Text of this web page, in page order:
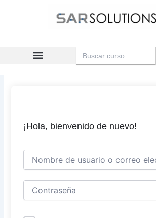
Buscar:
¡Hola, bienvenido de nuevo!